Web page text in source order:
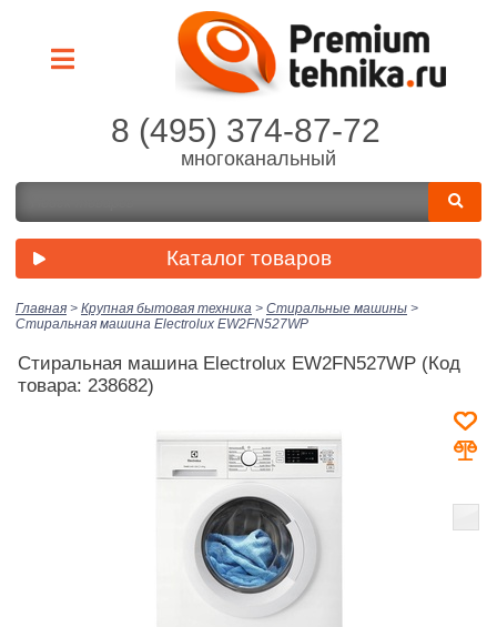
8 (495) 374-87-72
многоканальный
Каталог товаров
Главная > Крупная бытовая техника > Стиральные машины >
Стиральная машина Electrolux EW2FN527WP
Стиральная машина Electrolux EW2FN527WP (Код
товара: 238682)